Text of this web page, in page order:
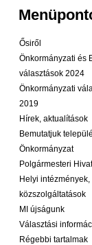
Ősiről
Önkormányzati és
választások 2024
Önkormányzati
2019
Hírek, aktualítások
Bemutatjuk
Önkormányzat
Polgármesteri
Helyi intézmények,
közszolgáltatások
MI újságunk
Választási
Régebbi tartalmak